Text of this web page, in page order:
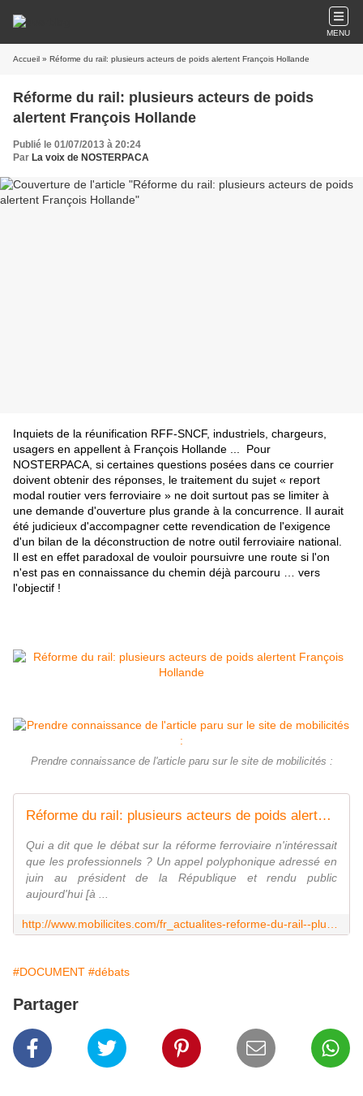
MENU
Accueil » Réforme du rail: plusieurs acteurs de poids alertent François Hollande
Réforme du rail: plusieurs acteurs de poids
alertent François Hollande
Publié le 01/07/2013 à 20:24
Par La voix de NOSTERPACA
Inquiets de la réunification RFF-SNCF, industriels, chargeurs,
usagers en appellent à François Hollande ... Pour
NOSTERPACA, si certaines questions posées dans ce courrier
doivent obtenir des réponses, le traitement du sujet « report
modal routier vers ferroviaire » ne doit surtout pas se limiter à
une demande d'ouverture plus grande à la concurrence. Il aurait
été judicieux d'accompagner cette revendication de l'exigence
d'un bilan de la déconstruction de notre outil ferroviaire national.
Il est en effet paradoxal de vouloir poursuivre une route si l'on
n'est pas en connaissance du chemin déjà parcouru … vers
l'objectif !
Prendre connaissance de l'article paru sur le site de mobilicités :
Réforme du rail: plusieurs acteurs de poids alertent François Hollande
Qui a dit que le débat sur la réforme ferroviaire n'intéressait
que les professionnels ? Un appel polyphonique adressé en
juin au président de la République et rendu public
aujourd'hui [à ...
#DOCUMENT #débats
Partager